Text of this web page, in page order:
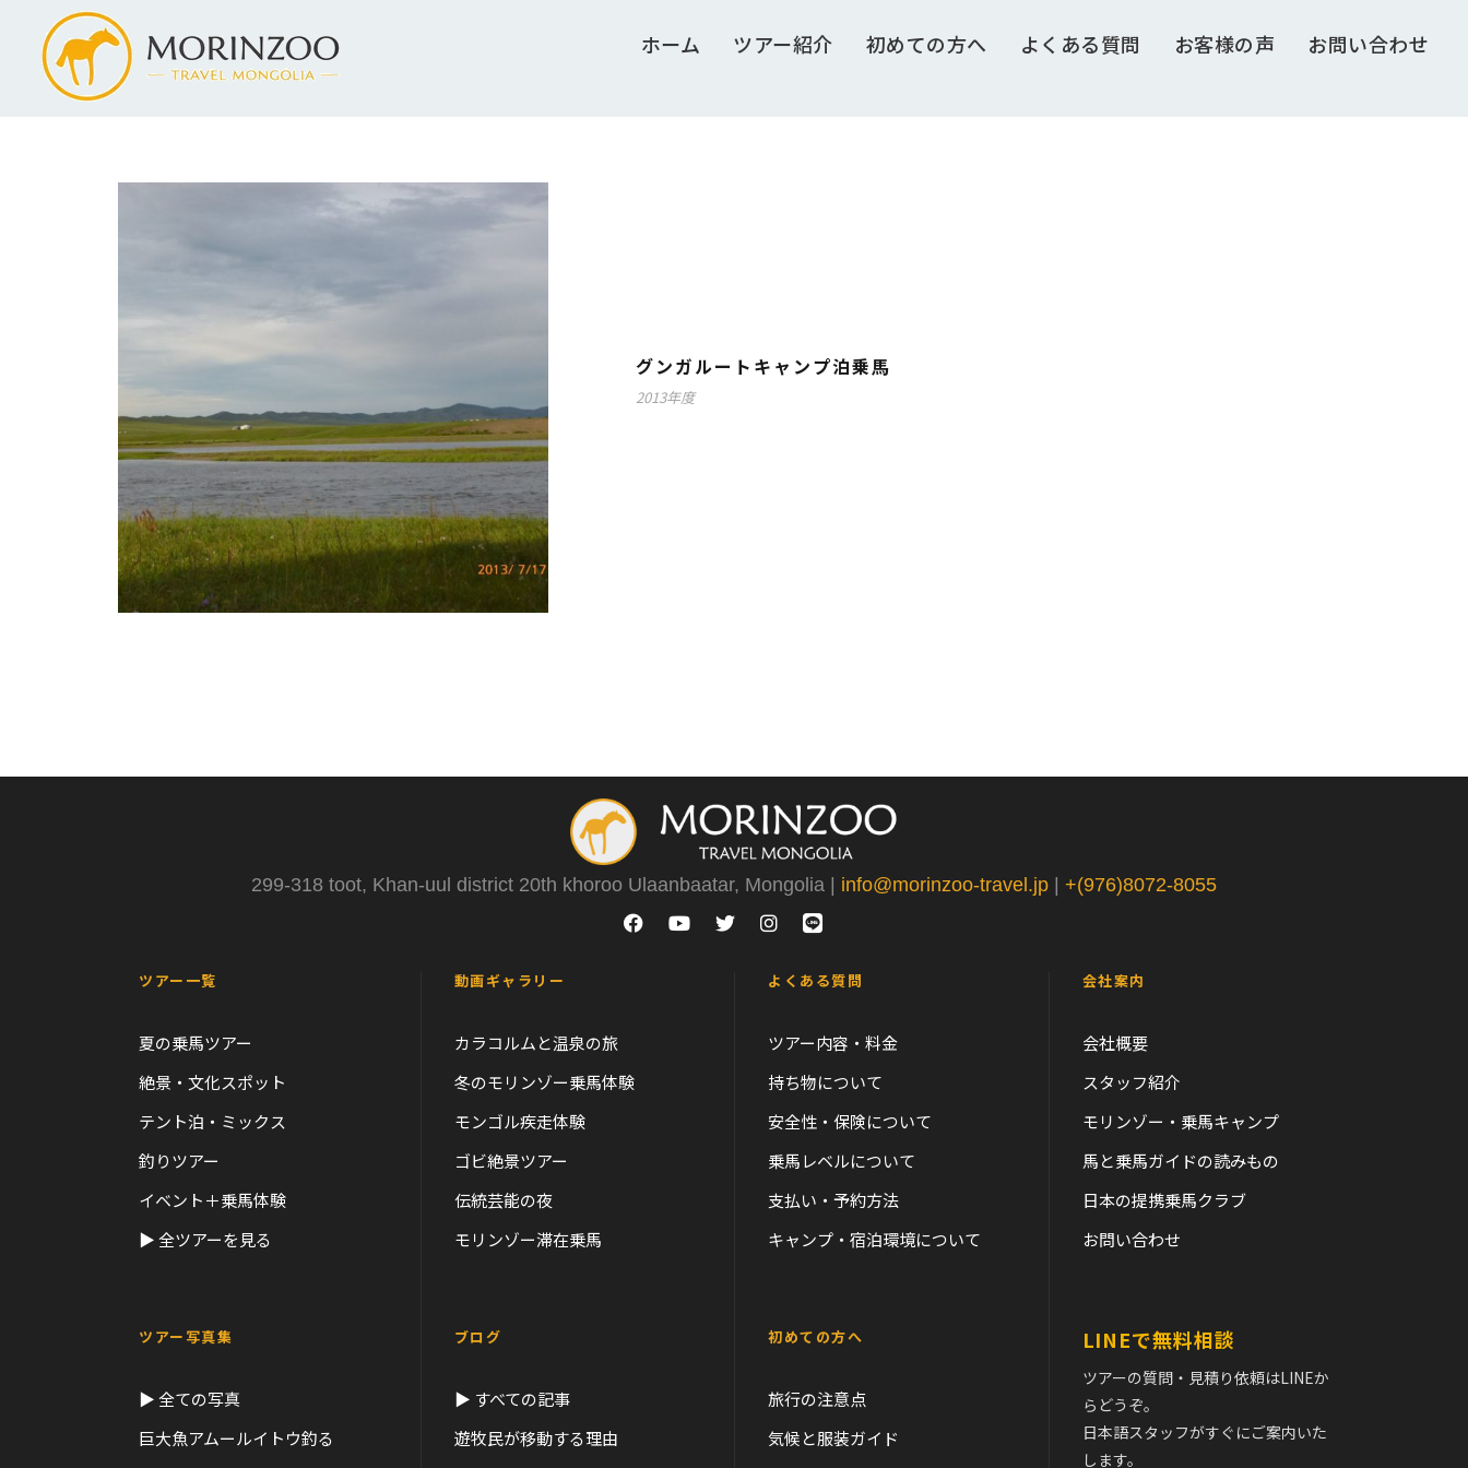
ホーム ツアー紹介 初めての方へ よくある質問 お客様の声 お問い合わせ
グンガルートキャンプ泊乗馬
2013年度
299-318 toot, Khan-uul district 20th khoroo Ulaanbaatar, Mongolia | info@morinzoo-travel.jp | +(976)8072-8055
ツアー一覧
夏の乗馬ツアー
絶景・文化スポット
テント泊・ミックス
釣りツアー
イベント＋乗馬体験
▶ 全ツアーを見る
ツアー写真集
▶ 全ての写真
巨大魚アムールイトウ釣る
動画ギャラリー
カラコルムと温泉の旅
冬のモリンゾー乗馬体験
モンゴル疾走体験
ゴビ絶景ツアー
伝統芸能の夜
モリンゾー滞在乗馬
ブログ
▶ すべての記事
遊牧民が移動する理由
よくある質問
ツアー内容・料金
持ち物について
安全性・保険について
乗馬レベルについて
支払い・予約方法
キャンプ・宿泊環境について
初めての方へ
旅行の注意点
気候と服装ガイド
会社案内
会社概要
スタッフ紹介
モリンゾー・乗馬キャンプ
馬と乗馬ガイドの読みもの
日本の提携乗馬クラブ
お問い合わせ
LINEで無料相談
ツアーの質問・見積り依頼はLINEか
らどうぞ。
日本語スタッフがすぐにご案内いた
します。